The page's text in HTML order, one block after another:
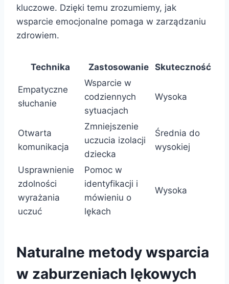
kluczowe. Dzięki temu zrozumiemy, jak
wsparcie emocjonalne pomaga w zarządzaniu
zdrowiem.
Technika Zastosowanie Skuteczność
Empatyczne
słuchanie
Wsparcie w
codziennych
sytuacjach
Wysoka
Otwarta
komunikacja
Zmniejszenie
uczucia izolacji
dziecka
Średnia do
wysokiej
Usprawnienie
zdolności
wyrażania
uczuć
Pomoc w
identyfikacji i
mówieniu o
lękach
Wysoka
Naturalne metody wsparcia
w zaburzeniach lękowych